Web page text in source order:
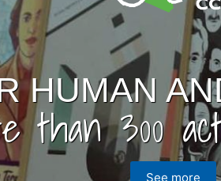
HUMAN
than 300
See more